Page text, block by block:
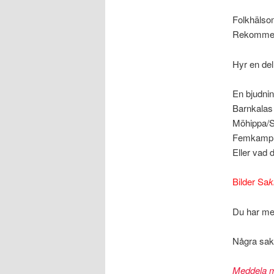
Hyr en
En
Barnkalas
Möhippa/
Femkamp
Eller vad
Bilder Sa
Du har
Några
Meddela